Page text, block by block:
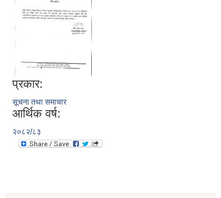
प्रकार:
सूचना तथा समाचार
आर्थिक वर्ष:
२०८२/८३